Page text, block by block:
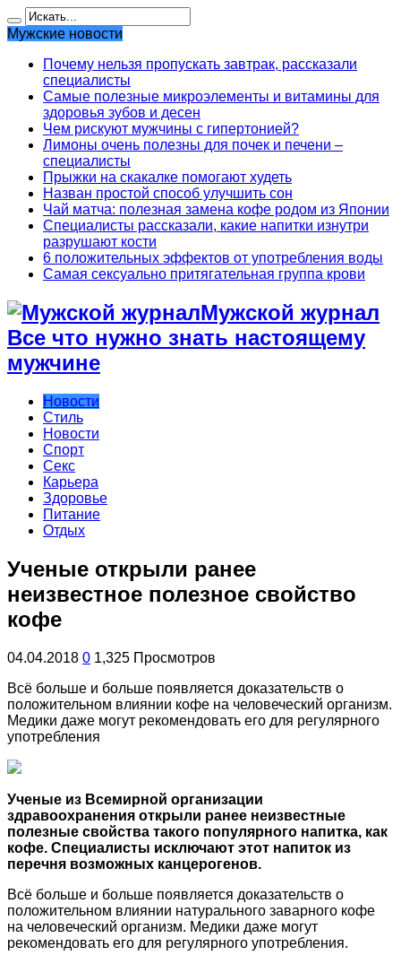
Мужские новости
Почему нельзя пропускать завтрак, рассказали
специалисты
Самые полезные микроэлементы и витамины для
здоровья зубов и десен
Чем рискуют мужчины с гипертонией?
Лимоны очень полезны для почек и печени –
специалисты
Прыжки на скакалке помогают худеть
Назван простой способ улучшить сон
Чай матча: полезная замена кофе родом из Японии
Специалисты рассказали, какие напитки изнутри
разрушают кости
6 положительных эффектов от употребления воды
Самая сексуально притягательная группа крови
Мужской журнал
Все что нужно знать настоящему
мужчине
Новости
Стиль
Новости
Спорт
Секс
Карьера
Здоровье
Питание
Отдых
Ученые открыли ранее
неизвестное полезное свойство
кофе
04.04.2018 0 1,325 Просмотров
Всё больше и больше появляется доказательств о
положительном влиянии кофе на человеческий организм.
Медики даже могут рекомендовать его для регулярного
употребления
Ученые из Всемирной организации
здравоохранения открыли ранее неизвестные
полезные свойства такого популярного напитка, как
кофе. Специалисты исключают этот напиток из
перечня возможных канцерогенов.
Всё больше и больше появляется доказательств о
положительном влиянии натурального заварного кофе
на человеческий организм. Медики даже могут
рекомендовать его для регулярного употребления.